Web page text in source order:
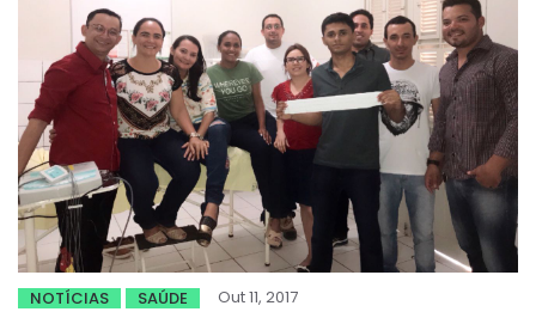
NOTÍCIAS SAÚDE Out 11, 2017